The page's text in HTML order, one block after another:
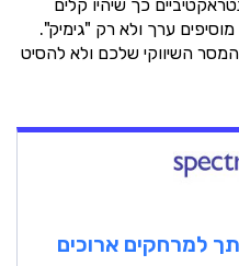
כך שיהיו קלים
ערך ולא רק "גימיק".
השיווקי שלכם ולא להסיט
למרחקים ארוכים